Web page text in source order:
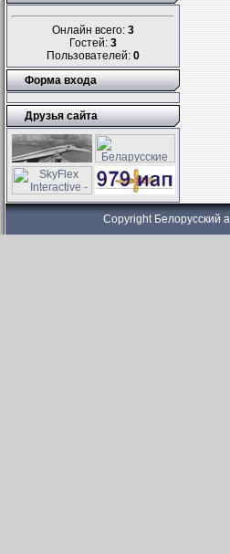
Онлайн всего: 3
Гостей: 3
Пользователей: 0
Форма входа
Друзья сайта
Copyright Белорусский